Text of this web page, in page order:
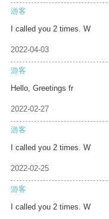
游客
I called you 2 times. W
2022-04-03
游客
Hello, Greetings fr
2022-02-27
游客
I called you 2 times. W
2022-02-25
游客
I called you 2 times. W